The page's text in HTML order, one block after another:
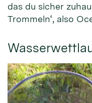
das du sicher
Trommeln‘, also